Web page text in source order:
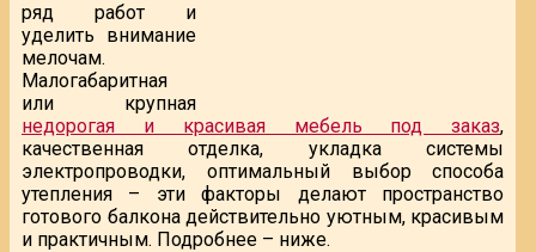
ряд работ и
уделить внимание
мелочам.
Малогабаритная
или крупная
недорогая и красивая мебель под заказ,
качественная отделка, укладка системы
электропроводки, оптимальный выбор способа
утепления – эти факторы делают пространство
готового балкона действительно уютным, красивым
и практичным. Подробнее – ниже.